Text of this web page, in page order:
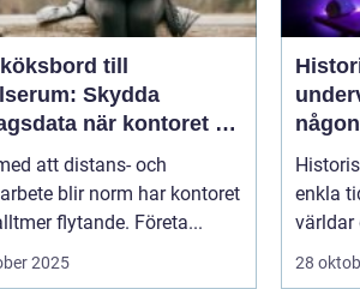
till
Skydda
när kontoret är
att distans- och
blir norm har kontoret
flytande. Företa...
2025
enkla
världar
28